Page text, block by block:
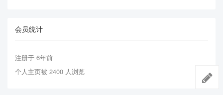
会员统计
注册于 6年前
个人主页被 2400 人浏览